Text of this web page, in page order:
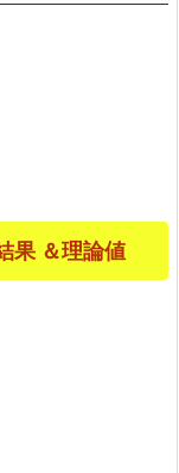
＆理論値